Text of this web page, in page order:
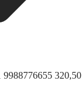
9988776655 320,50